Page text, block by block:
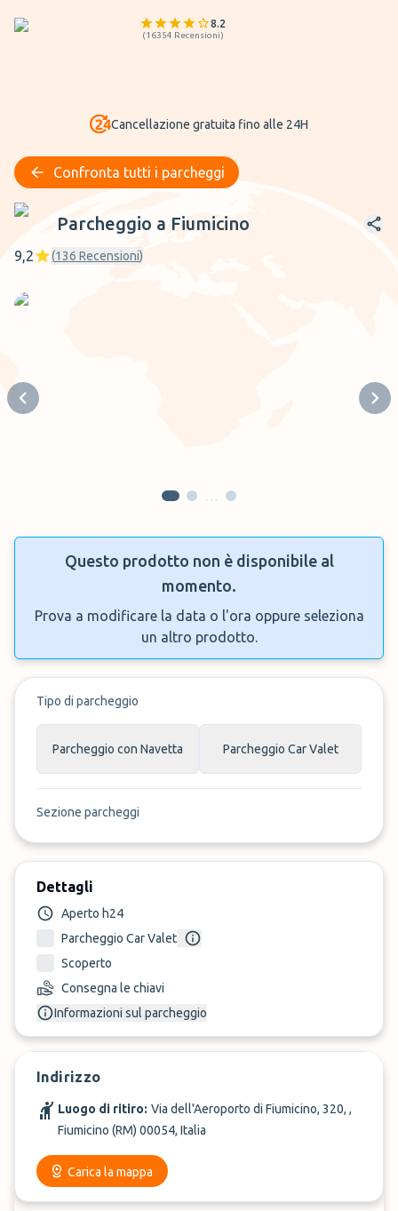
8.2
(16354 Recensioni)
Cancellazione gratuita fino alle 24H
Confronta tutti i parcheggi
Parcheggio a Fiumicino
Parcheggio a Fiumicino
9,2 (136 Recensioni)
Previous slide
…
Questo prodotto non è disponibile al
momento.
Prova a modificare la data o l'ora oppure seleziona
un altro prodotto.
Tipo di parcheggio
Parcheggio con Navetta Parcheggio Car Valet
Sezione parcheggi
Dettagli
Aperto h24
Parcheggio Car Valet
Scoperto
Consegna le chiavi
Informazioni sul parcheggio
Indirizzo
Luogo di ritiro: Via dell'Aeroporto di Fiumicino, 320, ,
Fiumicino (RM) 00054, Italia
Carica la mappa